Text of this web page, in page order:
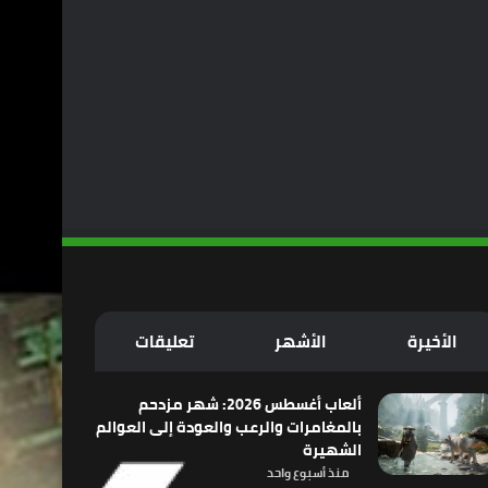
الأخيرة الأشهر تعليقات
ألعاب أغسطس 2026: شهر مزدحم
بالمغامرات والرعب والعودة إلى العوالم
الشهيرة
منذ أسبوع واحد